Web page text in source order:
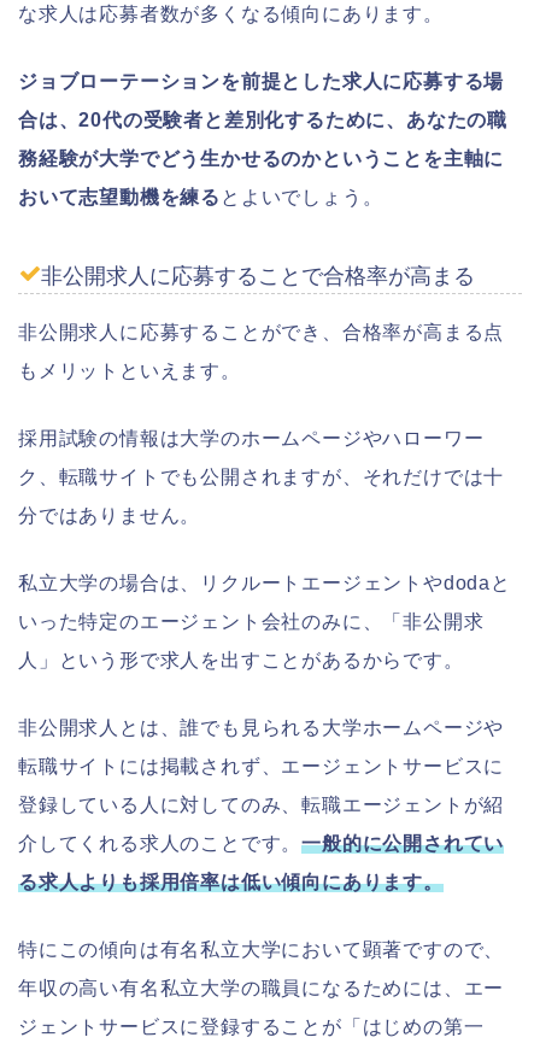
な求人は応募者数が多くなる傾向にあります。
ジョブローテーションを前提とした求人に応募する場
合は、20代の受験者と差別化するために、あなたの職
務経験が大学でどう生かせるのかということを主軸に
おいて志望動機を練る とよいでしょう。
非公開求人に応募することで合格率が高まる
非公開求人に応募することができ、合格率が高まる点
もメリットといえます。
採用試験の情報は大学のホームページやハローワー
ク、転職サイトでも公開されますが、それだけでは十
分ではありません。
私立大学の場合は、リクルートエージェントやdodaと
いった特定のエージェント会社のみに、「非公開求
人」という形で求人を出すことがあるからです。
非公開求人とは、誰でも見られる大学ホームページや
転職サイトには掲載されず、エージェントサービスに
登録している人に対してのみ、転職エージェントが紹
介してくれる求人のことです。一般的に公開されてい
る求人よりも採用倍率は低い傾向にあります。
特にこの傾向は有名私立大学において顕著ですので、
年収の高い有名私立大学の職員になるためには、エー
ジェントサービスに登録することが「はじめの第一